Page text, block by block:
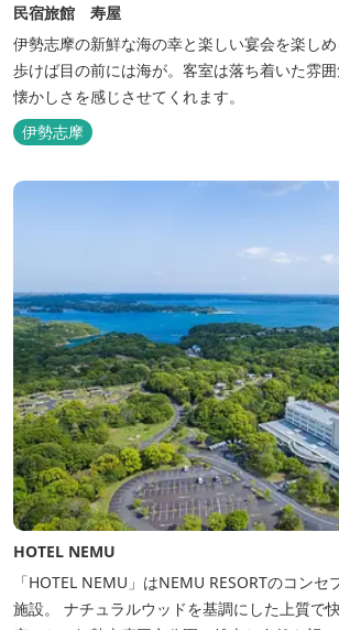
民宿旅館 寿屋
伊勢志摩の新鮮な海の幸と楽しい宴会を楽し
歩けば目の前には海が。客室は落ち着いた雰
懐かしさを感じさせてくれます。
伊勢志摩
HOTEL NEMU
「HOTEL NEMU」はNEMU RESORTのコンセプトを象徴する宿泊
施設。 ナチュラルウッドを基調にした上質で